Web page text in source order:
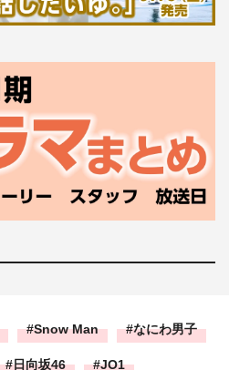
Snow Man なにわ男子
日向坂46 JO1